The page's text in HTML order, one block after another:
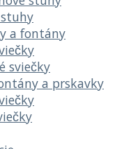
a fontány
sviečky
a prskavky